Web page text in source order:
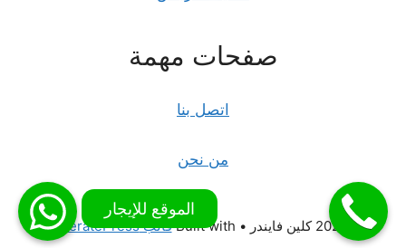
صفحات مهمة
اتصل بنا
من نحن
© 2026 كلين فايندر • Built with قالب GeneratePress